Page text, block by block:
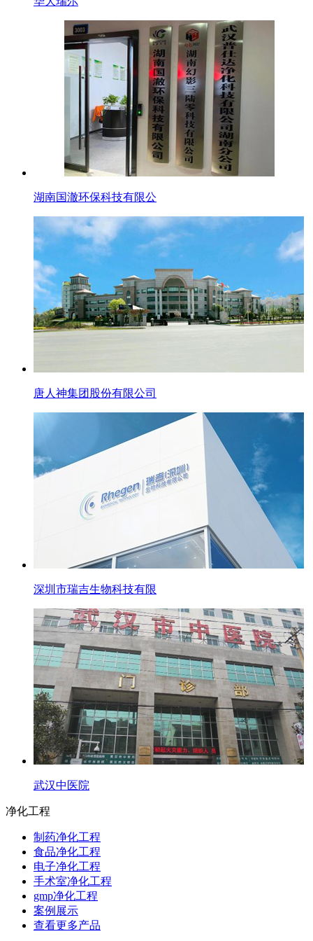
湖南国澈环保科技有限公
唐人神集团股份有限公司
深圳市瑞吉生物科技有限
武汉中医院
净化工程
制药净化工程
食品净化工程
电子净化工程
手术室净化工程
gmp净化工程
案例展示
查看更多产品